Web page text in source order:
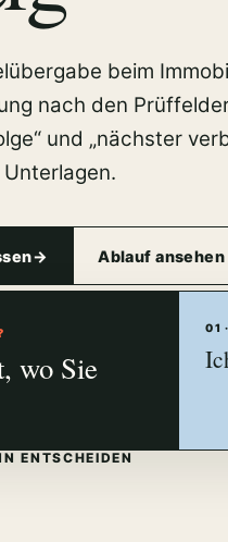
beim
nach den
und „nächster
→ Ablauf ansehen
wo Sie
01
ENTSCHEIDEN